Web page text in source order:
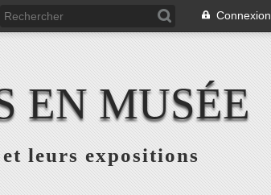
Connexion
EN MUSÉE
leurs expositions